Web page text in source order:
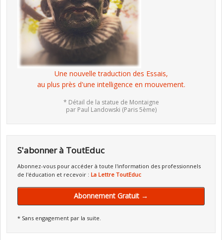
Une nouvelle traduction des Essais,
au plus près d'une intelligence en mouvement.
* Détail de la statue de Montaigne
par Paul Landowski (Paris 5ème)
S'abonner à ToutEduc
Abonnez-vous pour accéder à toute l'information des professionnels
de l'éducation et recevoir : La Lettre ToutEduc
Abonnement Gratuit →
* Sans engagement par la suite.